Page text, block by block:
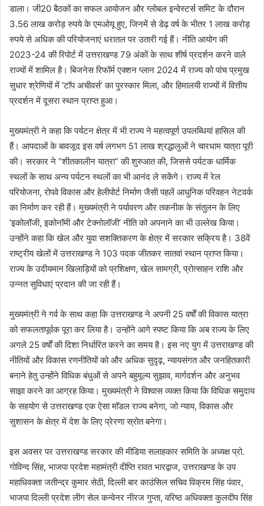
डाला। जी20 बैठकों का सफल आयोजन और ग्लोबल इन्वेस्टर्स समिट के दौरान
3.56 लाख करोड़ रुपये के एमओयू हुए, जिनमें से डेढ़ वर्ष के भीतर 1 लाख करोड़
रुपये से अधिक की परियोजनाएं धरातल पर उतारी गई हैं। नीति आयोग की
2023-24 की रिपोर्ट में उत्तराखण्ड 79 अंकों के साथ शीर्ष प्रदर्शन करने वाले
राज्यों में शामिल है। बिजनेस रिफॉर्म एक्शन प्लान 2024 में राज्य को पांच प्रमुख
सुधार श्रेणियों में ‘टॉप अचीवर्स’ का पुरस्कार मिला, और हिमालयी राज्यों में वित्तीय
प्रदर्शन में दूसरा स्थान प्राप्त हुआ।
मुख्यमंत्री ने कहा कि पर्यटन क्षेत्र में भी राज्य ने महत्वपूर्ण उपलब्धियां हासिल की
हैं। आपदाओं के बावजूद इस वर्ष लगभग 51 लाख श्रद्धालुओं ने चारधाम यात्रा पूरी
की। सरकार ने “शीतकालीन यात्रा” की शुरुआत की, जिससे पर्यटक धार्मिक
स्थलों के साथ अन्य पर्यटन स्थलों का भी आनंद ले सकेंगे। राज्य में रेल
परियोजना, रोपवे विकास और हेलीपोर्ट निर्माण जैसी पहलें आधुनिक परिवहन नेटवर्क
का निर्माण कर रही हैं। मुख्यमंत्री ने पर्यावरण और तकनीक के संतुलन के लिए
‘इकोलॉजी, इकोनॉमी और टेक्नोलॉजी’ नीति को अपनाने का भी उल्लेख किया।
उन्होंने कहा कि खेल और युवा सशक्तिकरण के क्षेत्र में सरकार सक्रिय है। 38वें
राष्ट्रीय खेलों में उत्तराखण्ड ने 103 पदक जीतकर सातवां स्थान प्राप्त किया।
राज्य के उदीयमान खिलाड़ियों को प्रशिक्षण, खेल सामग्री, प्रोत्साहन राशि और
उन्नत सुविधाएं प्रदान की जा रही हैं।
मुख्यमंत्री ने गर्व के साथ कहा कि उत्तराखण्ड ने अपनी 25 वर्षों की विकास यात्रा
को सफलतापूर्वक पूरा कर लिया है। उन्होंने आगे स्पष्ट किया कि अब राज्य के लिए
अगले 25 वर्षों की दिशा निर्धारित करने का समय है। इस नए युग में उत्तराखण्ड की
नीतियों और विकास रणनीतियों को और अधिक सुदृढ़, न्यायसंगत और जनहितकारी
बनाने हेतु उन्होंने विधिक बंधुओं से अपने बहुमूल्य सुझाव, मार्गदर्शन और अनुभव
साझा करने का आग्रह किया। मुख्यमंत्री ने विश्वास व्यक्त किया कि विधिक समुदाय
के सहयोग से उत्तराखण्ड एक ऐसा मॉडल राज्य बनेगा, जो न्याय, विकास और
सुशासन के क्षेत्र में देश के लिए प्रेरणा स्रोत बनेगा।
इस अवसर पर उत्तराखण्ड सरकार की मीडिया सलाहकार समिति के अध्यक्ष प्रो.
गोविन्द सिंह, भाजपा प्रदेश महामंत्री दीप्ति रावत भारद्वाज, उत्तराखण्ड के उप
महाधिवक्ता जतीन्द्र कुमार सेठी, दिल्ली बार काउंसिल सचिव विक्रम सिंह पंवार,
भाजपा दिल्ली प्रदेश लीग सेल कन्वेनर नीरज गुप्ता, वरिष्ठ अधिवक्ता कुलदीप सिंह